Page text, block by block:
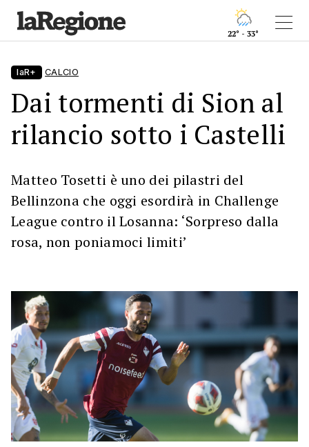
22° - 33°
laR+ CALCIO
Dai tormenti di Sion al
rilancio sotto i Castelli
Matteo Tosetti è uno dei pilastri del
Bellinzona che oggi esordirà in Challenge
League contro il Losanna: ‘Sorpreso dalla
rosa, non poniamoci limiti’